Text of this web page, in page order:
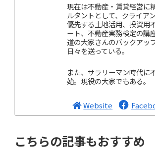
現在は不動産・賃貸経営に
ルタントとして、クライア
優先する土地活用、投資用
ート、不動産実務検定の講
道の大家さんのバックアッ
日々を送っている。
また、サラリーマン時代に
始。現役の大家でもある。
Website
こちらの記事もおすすめ